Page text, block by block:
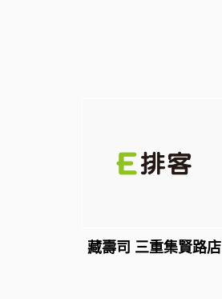
藏壽司 三重集賢路店